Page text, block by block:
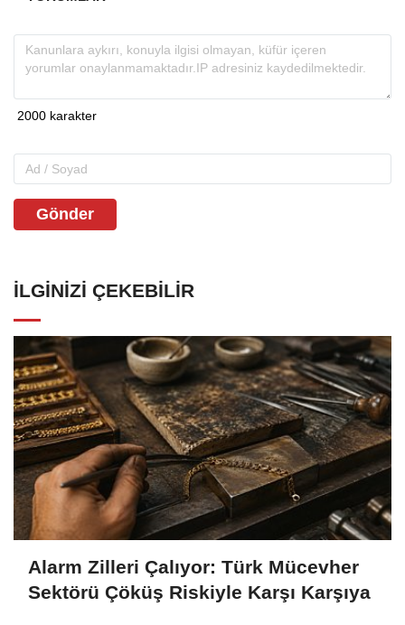
Gönder
İLGINIZI ÇEKEBILIR
Alarm Zilleri Çalıyor: Türk Mücevher
Sektörü Çöküş Riskiyle Karşı Karşıya